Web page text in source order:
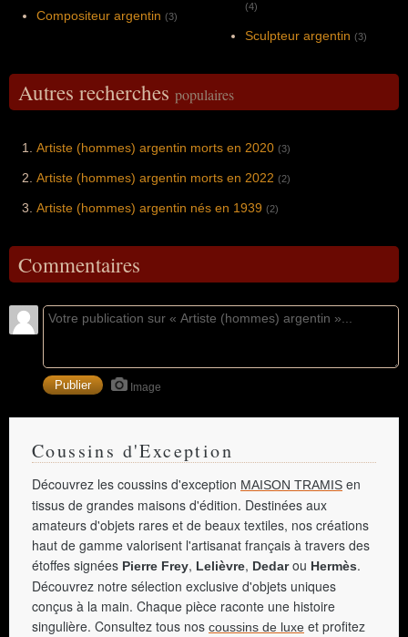
Compositeur argentin (3)
(4)
Sculpteur argentin (3)
Autres recherches populaires
Artiste (hommes) argentin morts en 2020 (3)
Artiste (hommes) argentin morts en 2022 (2)
Artiste (hommes) argentin nés en 1939 (2)
Commentaires
Image
Coussins d'Exception
Découvrez les coussins d'exception MAISON TRAMIS en
tissus de grandes maisons d'édition. Destinées aux
amateurs d'objets rares et de beaux textiles, nos créations
haut de gamme valorisent l'artisanat français à travers des
étoffes signées Pierre Frey, Lelièvre, Dedarou Hermès.
Découvrez notre sélection exclusive d'objets uniques
conçus à la main. Chaque pièce raconte une histoire
singulière. Consultez tous nos coussins de luxe et profitez